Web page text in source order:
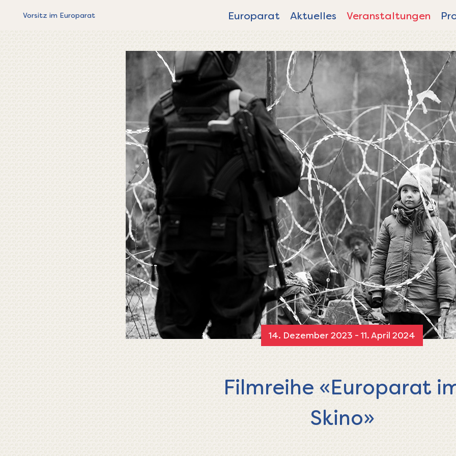
Vorsitz im Europarat Europarat Aktuelles Veranstaltungen
14. Dezember 2023 - 11. April 2024
Filmreihe «Europarat
Skino»